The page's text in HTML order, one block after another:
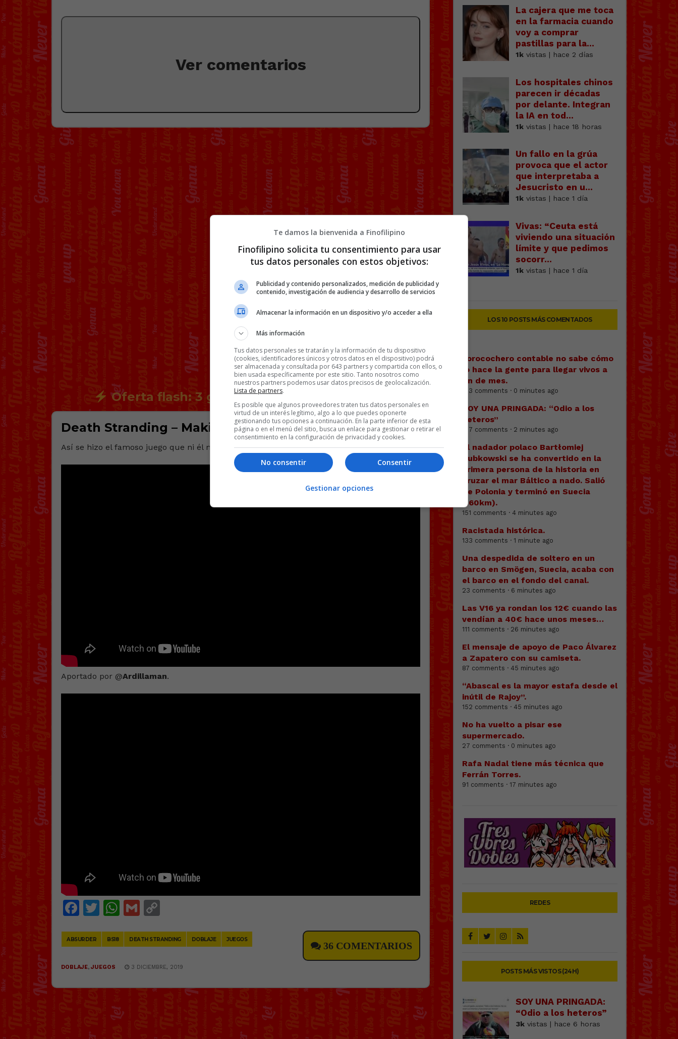
Ver comentarios
Oferta flash: 3 gafas para eclipse por 6€
Death Stranding – Making of con Hideo Kojima
Así se hizo el famoso juego que ni él mismo entiende.
Aportado por @Ardillaman.
Facebook
Twitter
WhatsApp
Gmail
ABSURDER BS18 DEATH STRANDING DOBLAJE JUEGOS
36 COMENTARIOS
DOBLAJE, JUEGOS 3 DICIEMBRE, 2019
La cajera que me toca
en la farmacia cuando
voy a comprar
pastillas para la...
1kvistas | hace 2 días
Los hospitales chinos
parecen ir décadas
por delante. Integran
la IA en tod...
1kvistas | hace 18 horas
Un fallo en la grúa
provoca que el actor
que interpretaba a
Jesucristo en u...
1kvistas | hace 1 día
Vivas: “Ceuta está
viviendo una situación
límite y que pedimos
socorr...
1kvistas | hace 1 día
LOS 10 POSTS MÁS COMENTADOS
Forocochero contable no sabe cómo
lo hace la gente para llegar vivos a
fin de mes.
193 comments · 0 minutes ago
SOY UNA PRINGADA: “Odio a los
heteros”
197 comments · 2 minutes ago
El nadador polaco Bartłomiej
Kubkowski se ha convertido en la
primera persona de la historia en
cruzar el mar Báltico a nado. Salió
de Polonia y terminó en Suecia
(160km).
151 comments · 4 minutes ago
Racistada histórica.
133 comments · 1 minute ago
Una despedida de soltero en un
barco en Smögen, Suecia, acaba con
el barco en el fondo del canal.
23 comments · 6 minutes ago
Las V16 ya rondan los 12€ cuando las
vendían a 40€ hace unos meses…
111 comments · 26 minutes ago
El mensaje de apoyo de Paco Álvarez
a Zapatero con su camiseta.
87 comments · 45 minutes ago
“Abascal es la mayor estafa desde el
inútil de Rajoy”.
152 comments · 45 minutes ago
No ha vuelto a pisar ese
supermercado.
27 comments · 0 minutes ago
Rafa Nadal tiene más técnica que
Ferrán Torres.
91 comments · 17 minutes ago
REDES
POSTS MÁS VISTOS (24H)
SOY UNA PRINGADA:
“Odio a los heteros”
3kvistas | hace 6 horas
Te damos la bienvenida a Finofilipino
Finofilipino solicita tu consentimiento para usar
tus datos personales con estos objetivos:
Publicidad y contenido personalizados, medición de publicidad y
contenido, investigación de audiencia y desarrollo de servicios
Almacenar la información en un dispositivo y/o acceder a ella
Más información
Tus datos personales se tratarán y la información de tu dispositivo
(cookies, identificadores únicos y otros datos en el dispositivo) podrá
ser almacenada y consultada por 643 partners y compartida con ellos, o
bien usada específicamente por este sitio. Tanto nosotros como
nuestros partners podemos usar datos precisos de geolocalización.
Lista de partners.
Es posible que algunos proveedores traten tus datos personales en
virtud de un interés legítimo, algo a lo que puedes oponerte
gestionando tus opciones a continuación. En la parte inferior de esta
página o en el menú del sitio, busca un enlace para gestionar o retirar el
consentimiento en la configuración de privacidad y cookies.
Consentir
No consentir
Gestionar opciones